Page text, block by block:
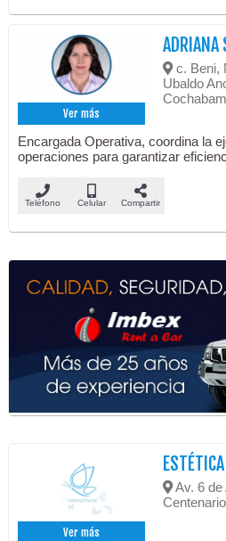
Ver más
ADRIANA
c. Beni,
Ubaldo
Encargada Operativa, coordina la
operaciones para garantizar
Teléfono Celular Compartir
Ver más
Av. 6 de